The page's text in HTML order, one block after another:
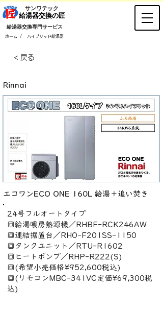
ホーム / ハイブリッド給湯器
​サンワテック
​給湯器交換の匠
​給湯器交換専門サービス
< 戻る
Rinnai
エコワンECO ONE 160L 給湯＋追い焚き
24号フルオートタイプ
🔳給湯暖房熱源機／RHBF-RCK246AW
🔳連結据置台／RHO-F201SS-1150
🔳タンクユニット／RTU-R1602
🔳ヒートポンプ／RHP-R222(S)
🔳(希望小売価格¥952,600税込)
🔳(リモコンMBC-341VC定価¥69,300税
込)